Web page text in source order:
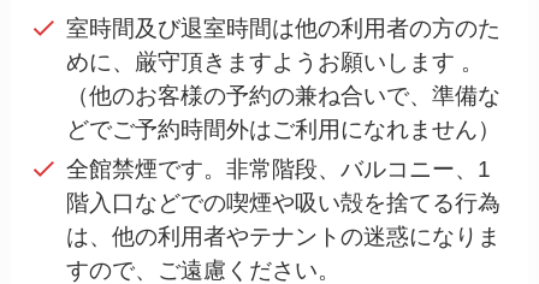
室時間及び退室時間は他の利用者の方のた
めに、厳守頂きますようお願いします 。
（他のお客様の予約の兼ね合いで、準備な
どでご予約時間外はご利用になれません）
全館禁煙です。非常階段、バルコニー、1
階入口などでの喫煙や吸い殻を捨てる行為
は、他の利用者やテナントの迷惑になりま
すので、ご遠慮ください。